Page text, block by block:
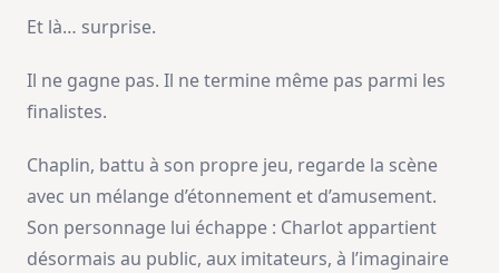
Et là… surprise.
Il ne gagne pas. Il ne termine même pas parmi les
finalistes.
Chaplin, battu à son propre jeu, regarde la scène
avec un mélange d’étonnement et d’amusement.
Son personnage lui échappe : Charlot appartient
désormais au public, aux imitateurs, à l’imaginaire